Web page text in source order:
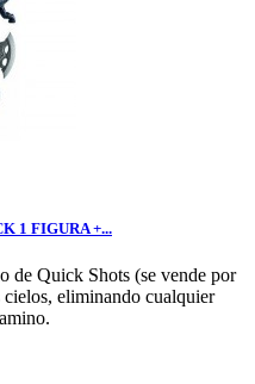
1 FIGURA +...
de Quick Shots (se vende por
eliminando cualquier